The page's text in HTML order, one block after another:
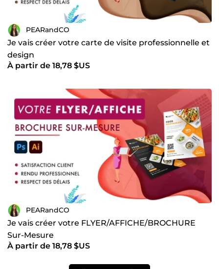
PEARandCO
Je vais créer votre carte de visite professionnelle et
design
À partir de 18,78 $US
PEARandCO
Je vais créer votre FLYER/AFFICHE/BROCHURE
Sur-Mesure
À partir de 18,78 $US